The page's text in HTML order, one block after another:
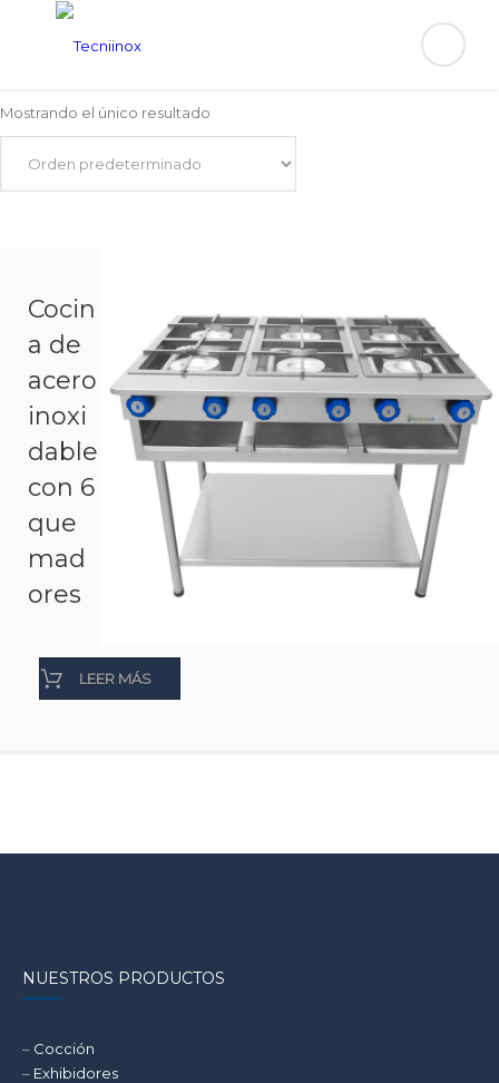
Mostrando el único resultado
Cocin
a de
acero
inoxi
dable
con 6
que
mad
ores
LEER MÁS
NUESTROS PRODUCTOS
– Cocción
– Exhibidores